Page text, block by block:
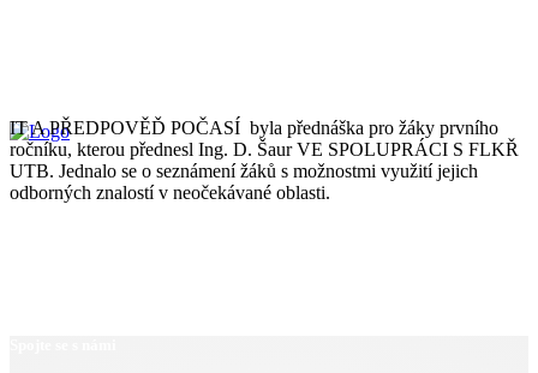
IT A PŘEDPOVĚĎ POČASÍ byla přednáška pro žáky prvního
ročníku, kterou přednesl Ing. D. Šaur VE SPOLUPRÁCI S FLKŘ
UTB. Jednalo se o seznámení žáků s možnostmi využití jejich
odborných znalostí v neočekávané oblasti.